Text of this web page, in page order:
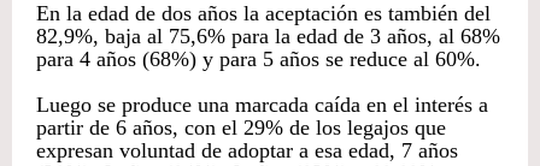
En la edad de dos años la aceptación es también del
82,9%, baja al 75,6% para la edad de 3 años, al 68%
para 4 años (68%) y para 5 años se reduce al 60%.
Luego se produce una marcada caída en el interés a
partir de 6 años, con el 29% de los legajos que
expresan voluntad de adoptar a esa edad, 7 años